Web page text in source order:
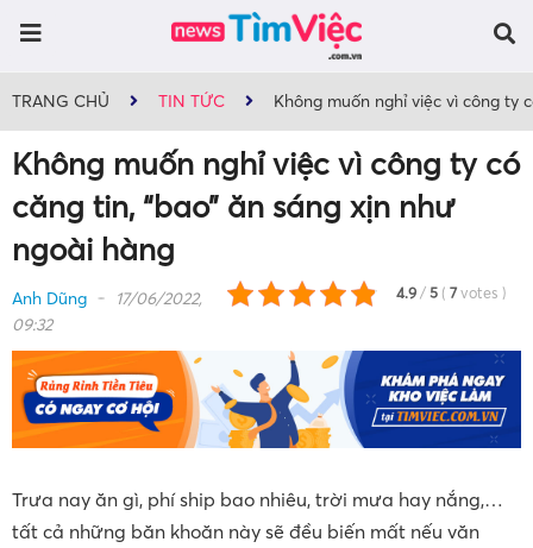
TRANG CHỦ TIN TỨC Không muốn nghỉ việc vì công ty
Không muốn nghỉ việc vì công ty có
căng tin, “bao” ăn sáng xịn như
ngoài hàng
4.9 / 5 ( 7 votes )
Anh Dũng
17/06/2022,
09:32
Trưa nay ăn gì, phí ship bao nhiêu, trời mưa hay nắng,…
tất cả những băn khoăn này sẽ đều biến mất nếu văn